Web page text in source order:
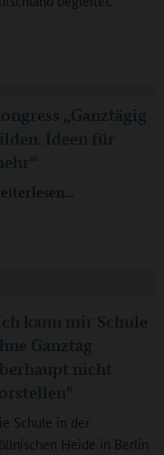
„Ganztägig
Ideen für
kann mir Schule
Ganztag
nicht
Schule in der
Heide in Berlin